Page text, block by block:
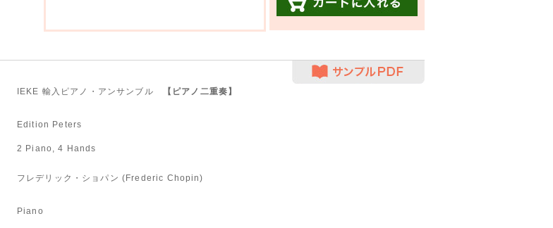
IEKE 輸入ピアノ・アンサンブル 【ピアノ二重奏】
Edition Peters
2 Piano, 4 Hands
フレデリック・ショパン (Frederic Chopin)
Piano